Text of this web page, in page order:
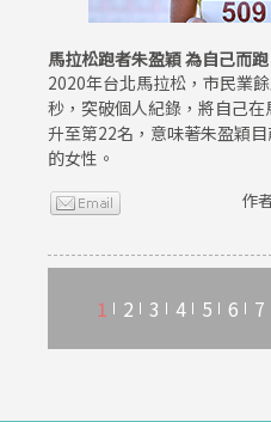
馬拉松跑者朱盈穎 為自己而跑
2020年台北馬拉松，市民業
秒，突破個人紀錄，將自己
升至第22名，意味著朱盈穎
的女性。
作
1 2 3 4 5 6 7